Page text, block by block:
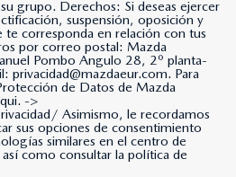
grupo. Derechos: Si deseas ejercer
suspensión, oposición y
corresponda en relación con tus
por correo postal: Mazda
Pombo Angulo 28, 2º planta-
Para
de Datos de Mazda
->
sus opciones de consentimiento
similares en el centro de
como consultar la política de